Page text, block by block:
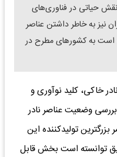
حیاتی در فناوری‌های
نیز به خاطر داشتن عناصر
است به کشورهای مطرح در
خاکی، کلید نوآوری و
وضعیت عناصر نادر
تولیدکننده این
توانسته است بخش قابل